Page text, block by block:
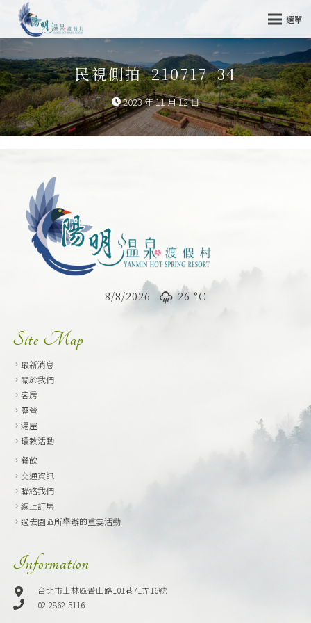
選單
民視側拍_210717_34
2023 年 11 月 12 日
8/8/2026 26 °C
Site Map
最新消息
關於我們
客房
露營
湯屋
環教活動
餐飲
交通資訊
聯絡我們
線上訂房
過去園區所舉辦的重要活動
Information
台北市士林區菁山路101巷71弄16號
02-2862-5116